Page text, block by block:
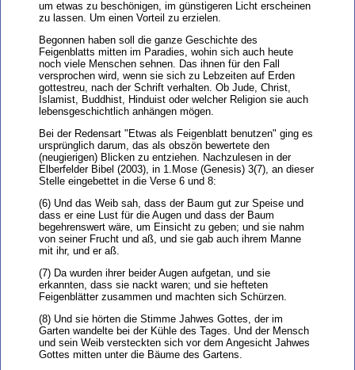
um etwas zu beschönigen, im günstigeren Licht erscheinen
zu lassen. Um einen Vorteil zu erzielen.
Begonnen haben soll die ganze Geschichte des
Feigenblatts mitten im Paradies, wohin sich auch heute
noch viele Menschen sehnen. Das ihnen für den Fall
versprochen wird, wenn sie sich zu Lebzeiten auf Erden
gottestreu, nach der Schrift verhalten. Ob Jude, Christ,
Islamist, Buddhist, Hinduist oder welcher Religion sie auch
lebensgeschichtlich anhängen mögen.
Bei der Redensart "Etwas als Feigenblatt benutzen" ging es
ursprünglich darum, das als obszön bewertete den
(neugierigen) Blicken zu entziehen. Nachzulesen in der
Elberfelder Bibel (2003), in 1.Mose (Genesis) 3(7), an dieser
Stelle eingebettet in die Verse 6 und 8:
(6) Und das Weib sah, dass der Baum gut zur Speise und
dass er eine Lust für die Augen und dass der Baum
begehrenswert wäre, um Einsicht zu geben; und sie nahm
von seiner Frucht und aß, und sie gab auch ihrem Manne
mit ihr, und er aß.
(7) Da wurden ihrer beider Augen aufgetan, und sie
erkannten, dass sie nackt waren; und sie hefteten
Feigenblätter zusammen und machten sich Schürzen.
(8) Und sie hörten die Stimme Jahwes Gottes, der im
Garten wandelte bei der Kühle des Tages. Und der Mensch
und sein Weib versteckten sich vor dem Angesicht Jahwes
Gottes mitten unter die Bäume des Gartens.